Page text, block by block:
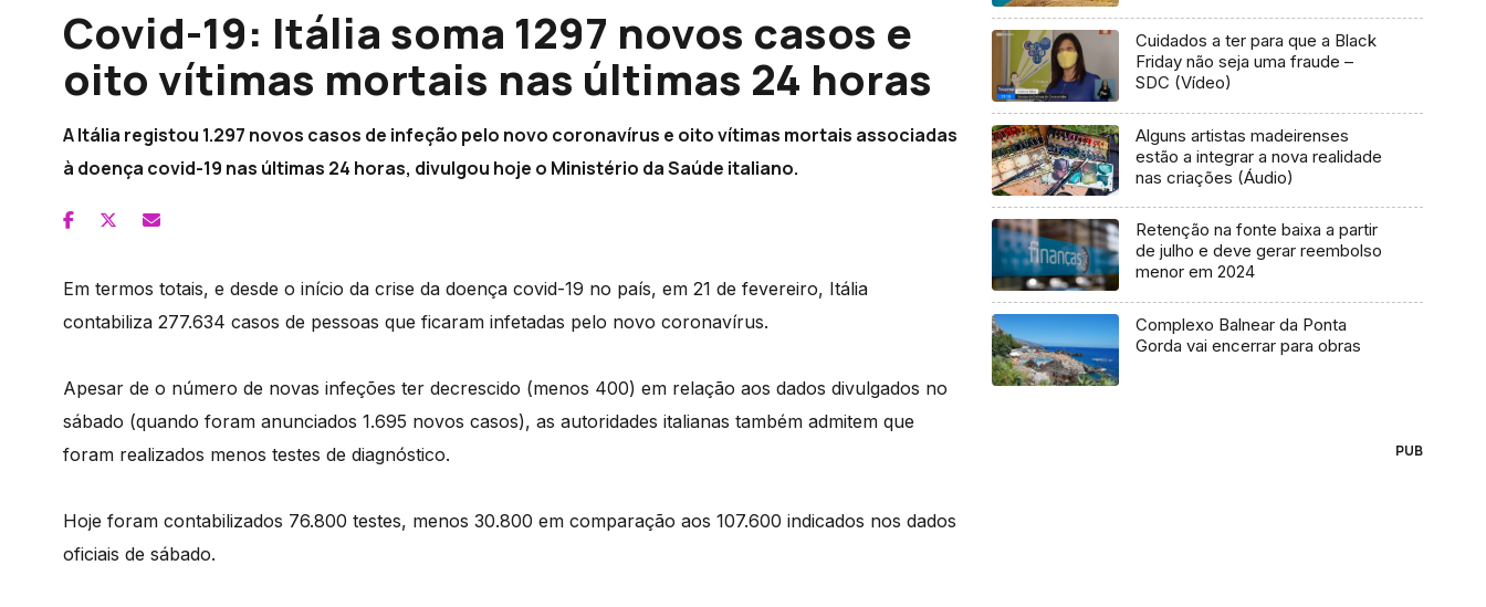
Covid-19: Itália soma 1297 novos casos e
oito vítimas mortais nas últimas 24 horas
A Itália registou 1.297 novos casos de infeção pelo novo coronavírus e oito vítimas mortais associadas
à doença covid-19 nas últimas 24 horas, divulgou hoje o Ministério da Saúde italiano.
Em termos totais, e desde o início da crise da doença covid-19 no país, em 21 de fevereiro, Itália
contabiliza 277.634 casos de pessoas que ficaram infetadas pelo novo coronavírus.
Apesar de o número de novas infeções ter decrescido (menos 400) em relação aos dados divulgados no
sábado (quando foram anunciados 1.695 novos casos), as autoridades italianas também admitem que
foram realizados menos testes de diagnóstico.
Hoje foram contabilizados 76.800 testes, menos 30.800 em comparação aos 107.600 indicados nos dados
oficiais de sábado.
Cuidados a ter para que a Black
Friday não seja uma fraude –
SDC (Vídeo)
Alguns artistas madeirenses
estão a integrar a nova realidade
nas criações (Áudio)
Retenção na fonte baixa a partir
de julho e deve gerar reembolso
menor em 2024
Complexo Balnear da Ponta
Gorda vai encerrar para obras
PUB